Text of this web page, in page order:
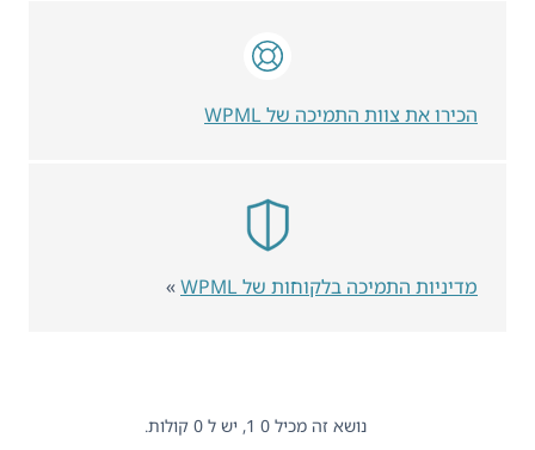
נושא זה מכיל 0 1, יש ל 0 קולות.
הכירו את צוות התמיכה של WPML
מדיניות התמיכה בלקוחות של WPML »